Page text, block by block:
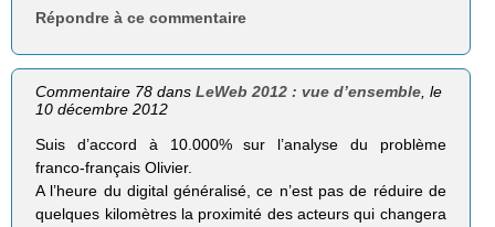
Répondre à ce commentaire
Commentaire 78 dansLeWeb 2012 : vue d’ensemble, le
10 décembre 2012
Suis d’accord à 10.000% sur l’analyse du problème
franco-français Olivier.
A l’heure du digital généralisé, ce n’est pas de réduire de
quelques kilomètres la proximité des acteurs qui changera